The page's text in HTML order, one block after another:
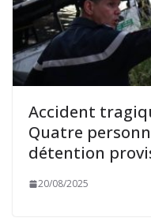
Accident
Quatre
détention
20/08/2025